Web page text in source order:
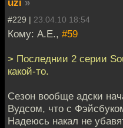
uzi »
#229 | 23.04.10 18:54
Кому: A.E., #59
> Последнии 2 серии
какой-то.
Сезон вообще адски
Вудсом, что с
Надеюсь накал не